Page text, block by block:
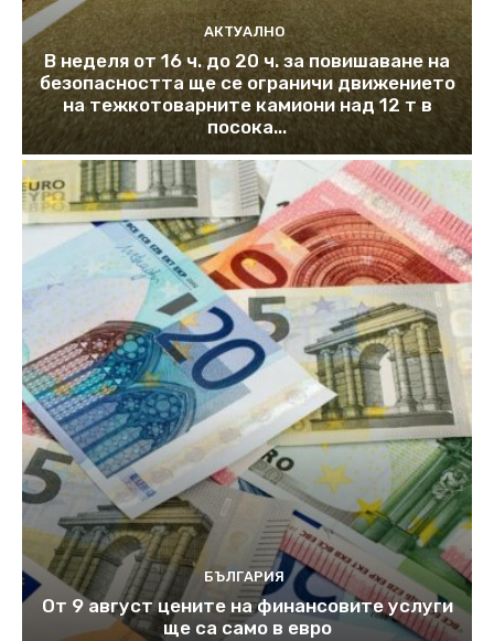
АКТУАЛНО
В неделя от 16 ч. до 20 ч. за повишаване на
безопасността ще се ограничи движението
на тежкотоварните камиони над 12 т в
посока...
БЪЛГАРИЯ
От 9 август цените на финансовите услуги
ще са само в евро